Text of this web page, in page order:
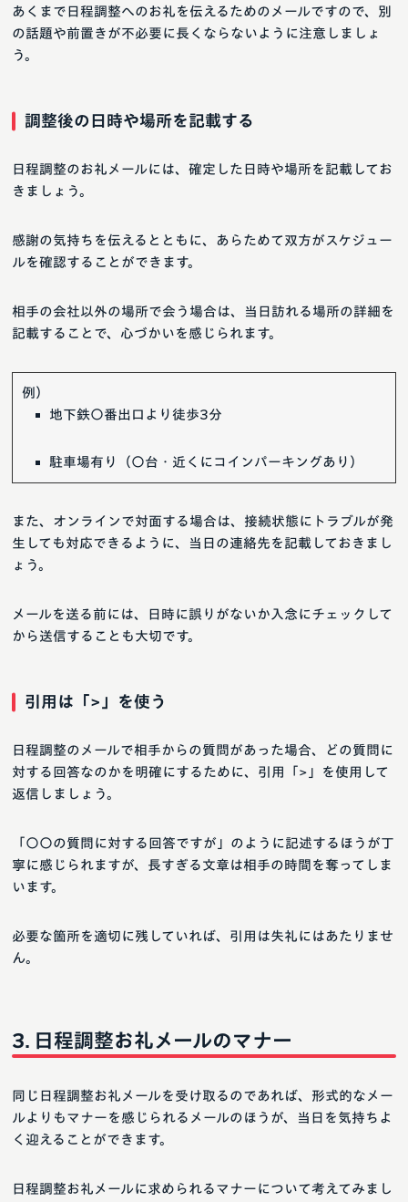
あくまで日程調整へのお礼を伝えるためのメールですので、別
の話題や前置きが不必要に長くならないように注意しましょ
う。
調整後の日時や場所を記載する
日程調整のお礼メールには、確定した日時や場所を記載してお
きましょう。
感謝の気持ちを伝えるとともに、あらためて双方がスケジュー
ルを確認することができます。
相手の会社以外の場所で会う場合は、当日訪れる場所の詳細を
記載することで、心づかいを感じられます。
例）
地下鉄〇番出口より徒歩3分
駐車場有り（〇台・近くにコインパーキングあり）
また、オンラインで対面する場合は、接続状態にトラブルが発
生しても対応できるように、当日の連絡先を記載しておきまし
ょう。
メールを送る前には、日時に誤りがないか入念にチェックして
から送信することも大切です。
引用は「>」を使う
日程調整のメールで相手からの質問があった場合、どの質問に
対する回答なのかを明確にするために、引用「>」を使用して
返信しましょう。
「〇〇の質問に対する回答ですが」のように記述するほうが丁
寧に感じられますが、長すぎる文章は相手の時間を奪ってしま
います。
必要な箇所を適切に残していれば、引用は失礼にはあたりませ
ん。
日程調整お礼メールのマナー
同じ日程調整お礼メールを受け取るのであれば、形式的なメー
ルよりもマナーを感じられるメールのほうが、当日を気持ちよ
く迎えることができます。
日程調整お礼メールに求められるマナーについて考えてみまし